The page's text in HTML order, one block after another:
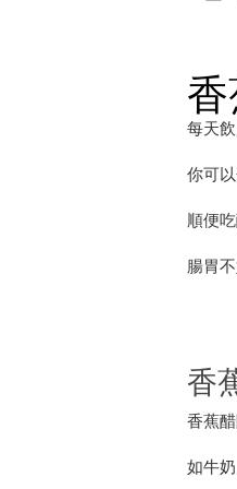
每天
你可
順便
腸胃
香
香蕉
如牛